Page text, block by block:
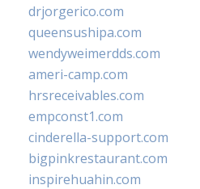
drjorgerico.com
queensushipa.com
wendyweimerdds.com
ameri-camp.com
hrsreceivables.com
empconst1.com
cinderella-support.com
bigpinkrestaurant.com
inspirehuahin.com